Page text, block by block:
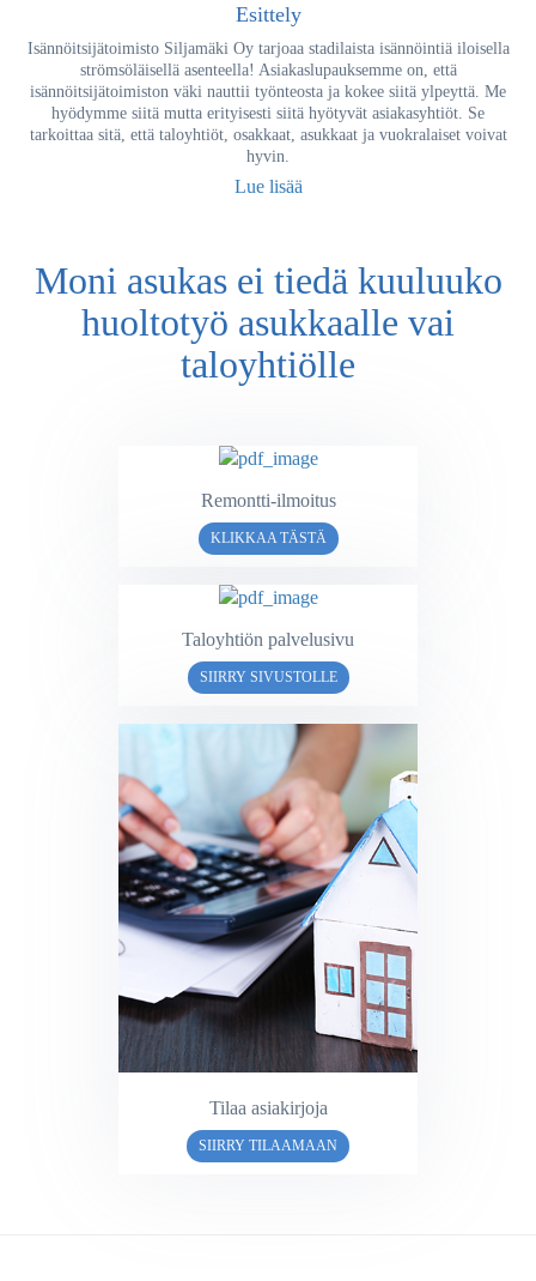
Esittely
Isännöitsijätoimisto Siljamäki Oy tarjoaa stadilaista isännöintiä iloisella
strömsöläisellä asenteella! Asiakaslupauksemme on, että
isännöitsijätoimiston väki nauttii työnteosta ja kokee siitä ylpeyttä. Me
hyödymme siitä mutta erityisesti siitä hyötyvät asiakasyhtiöt. Se
tarkoittaa sitä, että taloyhtiöt, osakkaat, asukkaat ja vuokralaiset voivat
hyvin.
Lue lisää
Moni asukas ei tiedä kuuluuko
huoltotyö asukkaalle vai
taloyhtiölle
Remontti-ilmoitus
KLIKKAA TÄSTÄ
Taloyhtiön palvelusivu
SIIRRY SIVUSTOLLE
Tilaa asiakirjoja
SIIRRY TILAAMAAN